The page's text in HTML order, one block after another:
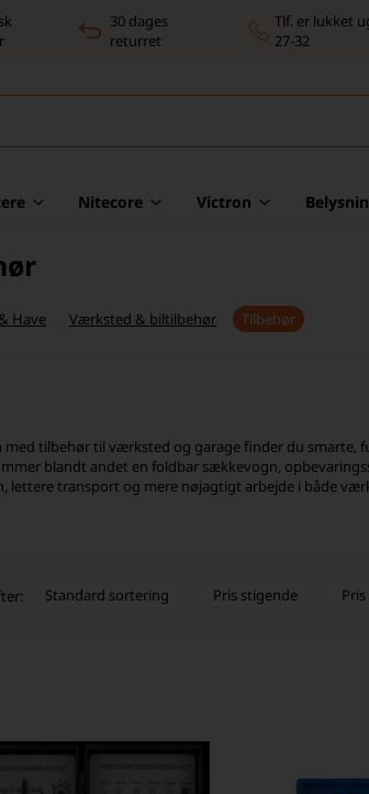
30 dages
returret
Tlf. er lukket
27-32
Nitecore Victron
Have Værksted & biltilbehør Tilbehør
med tilbehør til værksted og garage finder du smarte,
blandt andet en foldbar sækkevogn,
lettere transport og mere nøjagtigt arbejde i både
Standard sortering Pris stigende